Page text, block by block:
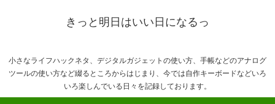
きっと明日はいい日になるっ
小さなライフハックネタ、デジタルガジェットの使い方、手帳などのアナログ
ツールの使い方など綴るところからはじまり、今では自作キーボードなどいろ
いろ楽しんでいる日々を記録しております。